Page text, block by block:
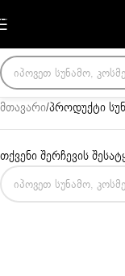
Skip to navigation
მთავარი/პროდუქტი
თქვენი შერჩევის